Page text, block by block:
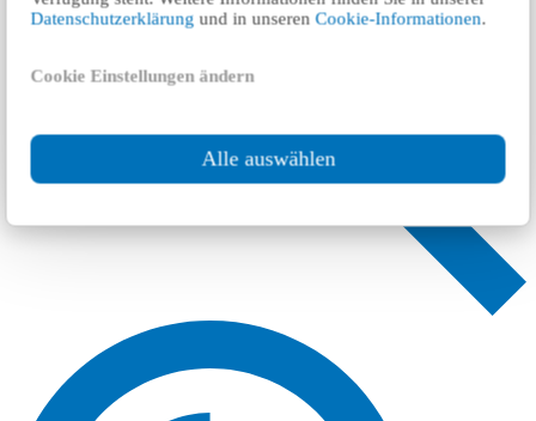
Datenschutzerklärung und in unserenCookie-Informationen.
Cookie Einstellungen ändern
Alle auswählen